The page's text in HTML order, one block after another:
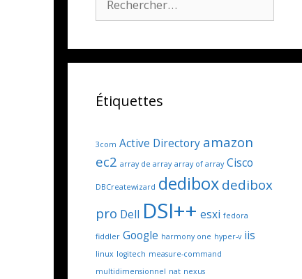
Étiquettes
3com Active Directory amazon
ec2 array de array array of array Cisco
DBCreatewizard dedibox dedibox
pro Dell DSI++ esxi fedora
fiddler Google harmony one hyper-v iis
linux logitech measure-command
multidimensionnel nat nexus